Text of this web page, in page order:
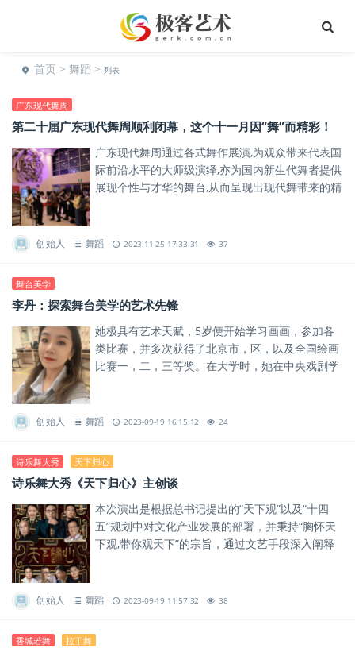
首页 > 舞蹈 > 列表
广东现代舞周
第二十届广东现代舞周顺利闭幕，这个十一月因“舞”而精彩！
广东现代舞周通过各式舞作展演,为观众带来代表国
际前沿水平的大师级演绎,亦为国内新生代舞者提供
展现个性与才华的舞台,从而呈现出现代舞带来的精
创始人 舞蹈 2023-11-25 17:33:31 37
舞台美学
李丹：探索舞台美学的艺术先锋
她极具有艺术天赋，5岁便开始学习画画，参加各
类比赛，并多次获得了北京市，区，以及全国绘画
比赛一，二，三等奖。在大学时，她在中央戏剧学
创始人 舞蹈 2023-09-19 16:15:12 24
诗乐舞大秀 天下归心
诗乐舞大秀《天下归心》主创谈
本次演出是根据总书记提出的“天下观”以及“十四
五”规划中对文化产业发展的部署，并秉持“胸怀天
下观,带你观天下”的宗旨，通过文艺手段深入阐释
创始人 舞蹈 2023-09-19 11:57:32 38
香城若舞 拉丁舞